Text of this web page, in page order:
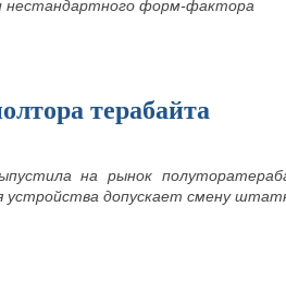
нестандартного форм-фактора
терабайта
на рынок
устройства допускает смену